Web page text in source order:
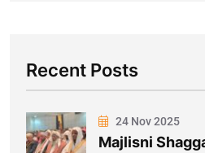
Recent Posts
24 Nov 2025
Majlisni